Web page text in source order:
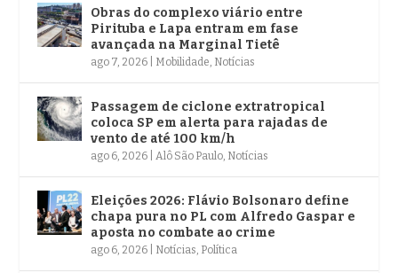
Obras do complexo viário entre
Pirituba e Lapa entram em fase
avançada na Marginal Tietê
ago 7, 2026 Mobilidade, Notícias
Passagem de ciclone extratropical
coloca SP em alerta para rajadas de
vento de até 100 km/h
ago 6, 2026 |Alô São Paulo, Notícias
Eleições 2026: Flávio Bolsonaro define
chapa pura no PL com Alfredo Gaspar e
aposta no combate ao crime
ago 6, 2026 Notícias, Política